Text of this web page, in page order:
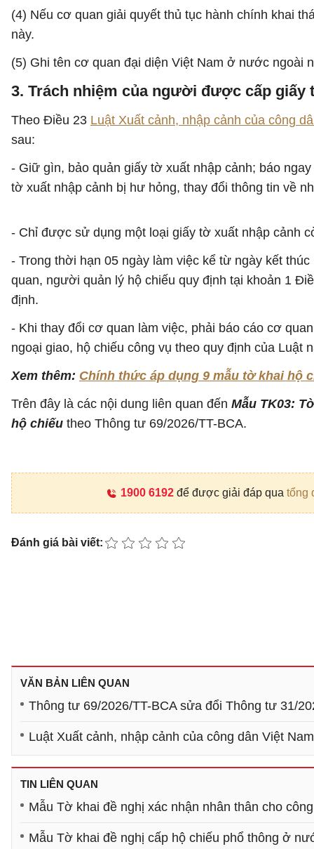
(4) Nếu cơ quan giải quyết thủ tục hành chính khai
này.
(5) Ghi tên cơ quan đại diện Việt Nam ở nước ngoài
3. Trách nhiệm của người được cấp giấy
Theo Điều 23 Luật Xuất cảnh, nhập cảnh của công
sau:
- Giữ gìn, bảo quản giấy tờ xuất nhập cảnh; báo
tờ xuất nhập cảnh bị hư hỏng, thay đổi thông tin về
- Chỉ được sử dụng một loại giấy tờ xuất nhập cảnh
- Trong thời hạn 05 ngày làm việc kể từ ngày kết
quan, người quản lý hộ chiếu quy định tại khoản 1
định.
- Khi thay đổi cơ quan làm việc, phải báo cáo cơ
ngoại giao, hộ chiếu công vụ theo quy định của Luật
Xem thêm: Chính thức áp dụng 9 mẫu tờ khai hộ
Trên đây là các nội dung liên quan đến Mẫu TK03:
hộ chiếu theo Thông tư 69/2026/TT-BCA.
1900 6192để được giải đáp qua tổng
Đánh giá bài viết:
VĂN BẢN LIÊN QUAN
Thông tư 69/2026/TT-BCA sửa đổi Thông tư 31/
Luật Xuất cảnh, nhập cảnh của công dân Việt
TIN LIÊN QUAN
Mẫu Tờ khai đề nghị xác nhận nhân thân cho
Mẫu Tờ khai đề nghị cấp hộ chiếu phổ thông ở